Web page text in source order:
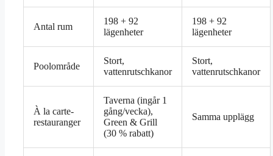
Antal rum
198 + 92
lägenheter
198 + 92
lägenheter
Poolområde
Stort,
vattenrutschkanor
Stort,
vattenrutschkanor
À la carte-
restauranger
Taverna (ingår 1
gång/vecka),
Green & Grill
(30 % rabatt)
Samma upplägg